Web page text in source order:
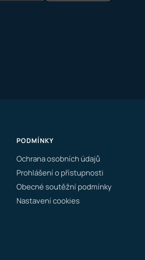
PODMÍNKY
Ochrana osobních údajů
Prohlášení o přístupnosti
Obecné soutěžní podmínky
Nastavení cookies